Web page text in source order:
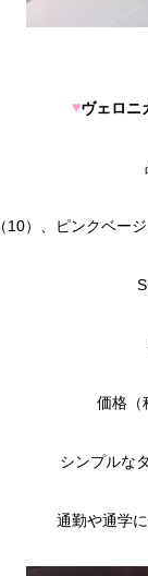
♥ヴェロニ
10）、ピンクベー
価格（
シンプルな
通勤や通学